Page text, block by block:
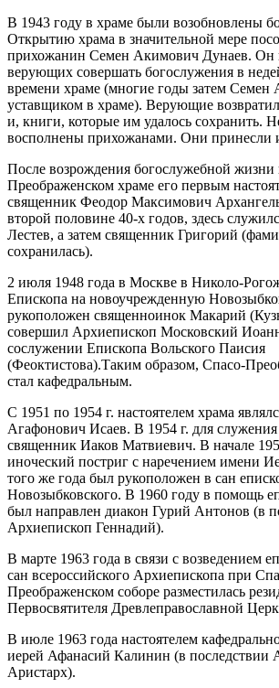
В 1943 году в храме были возобновлены
Открытию храма в значительной мере
прихожанин Семен Акимович Дунаев. Он
верующих совершать богослужения в
времени храме (многие годы затем
уставщиком в храме). Верующие
и, книги, которые им удалось сохранить.
восполнены прихожанами. Они принесли
После возрождения богослужебной жизни
Преображенском храме его первым
священник Феодор Максимович
второй половине 40-х годов, здесь
Лестев, а затем священник Григорий
сохранилась).
2 июля 1948 года в Москве в Николо-
Епископа на новоучрежденную
рукоположен священноинок Макарий
совершил Архиепископ Московский
сослужении Епископа Вольского Паисия
(Феоктистова).Таким образом, Спасо-
стал кафедральным.
С 1951 по 1954 г. настоятелем храма
Агафонович Исаев. В 1954 г. для служения
священник Иаков Матвиевич. В начале
иноческий постриг с наречением имени
того же года был рукоположен в сан
Новозыбковского. В 1960 году в помощь
был направлен диакон Гурий Антонов (в
Архиепископ Геннадий).
В марте 1963 года в связи с возведением
сан всероссийского Архиепископа при
Преображенском соборе разместилась
Первосвятителя Древлеправославной
В июле 1963 года настоятелем
иерей Афанасий Калинин (в последствии
Аристарх).